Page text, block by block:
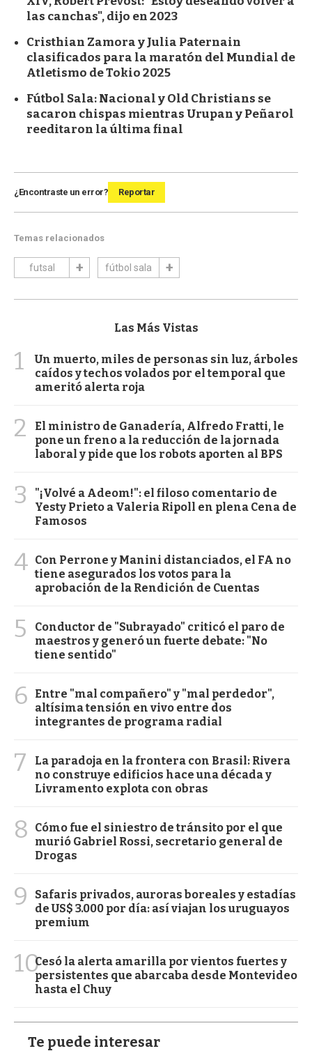
las canchas", dijo en 2023
Cristhian Zamora y Julia Paternain
clasificados para la maratón del Mundial de
Atletismo de Tokio 2025
Fútbol Sala: Nacional y Old Christians se
sacaron chispas mientras Urupan y Peñarol
reeditaron la última final
¿Encontraste un error? Reportar
Temas relacionados
futsal fútbol sala
Las Más Vistas
1
Un muerto, miles de personas sin luz, árboles
caídos y techos volados por el temporal que
ameritó alerta roja
2
El ministro de Ganadería, Alfredo Fratti, le
pone un freno a la reducción de la jornada
laboral y pide que los robots aporten al BPS
3
"¡Volvé a Adeom!": el filoso comentario de
Yesty Prieto a Valeria Ripoll en plena Cena de
Famosos
4 Con Perrone y Manini distanciados, el FA no
tiene asegurados los votos para la
aprobación de la Rendición de Cuentas
5
Conductor de "Subrayado" criticó el paro de
maestros y generó un fuerte debate: "No
tiene sentido"
6
Entre "mal compañero" y "mal perdedor",
altísima tensión en vivo entre dos
integrantes de programa radial
7
La paradoja en la frontera con Brasil: Rivera
no construye edificios hace una década y
Livramento explota con obras
8
Cómo fue el siniestro de tránsito por el que
murió Gabriel Rossi, secretario general de
Drogas
9
Safaris privados, auroras boreales y estadías
de US$ 3.000 por día: así viajan los uruguayos
premium
10Cesó la alerta amarilla por vientos fuertes y
persistentes que abarcaba desde Montevideo
hasta el Chuy
Te puede interesar